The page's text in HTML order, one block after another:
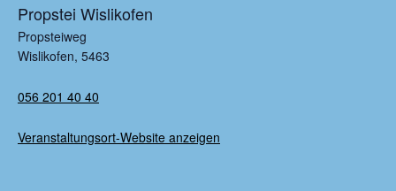
Propstei Wislikofen
Propsteiweg
Wislikofen, 5463
056 201 40 40
Veranstaltungsort-Website anzeigen